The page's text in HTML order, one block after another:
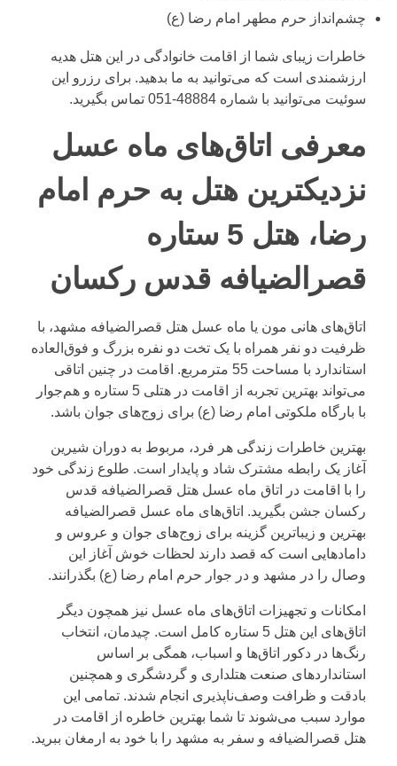
چشم‌انداز حرم مطهر امام رضا (ع)
خاطرات زیبای شما از اقامت خانوادگی در این هتل هدیه
ارزشمندی است که می‌توانید به ما بدهید. برای رزرو این
سوئیت می‌توانید با شماره 48884-051 تماس بگیرید.
معرفی اتاق‌های ماه عسل
نزدیکترین هتل به حرم امام
رضا، هتل 5 ستاره
قصرالضیافه قدس رکسان
اتاق‌های هانی مون یا ماه عسل هتل قصرالضیافه مشهد، با
ظرفیت دو نفر همراه با یک تخت دو نفره بزرگ و فوق‌العاده
استاندارد با مساحت 55 مترمربع. اقامت در چنین اتاقی
می‌تواند بهترین تجربه از اقامت در هتلی 5 ستاره و هم‌جوار
با بارگاه ملکوتی امام رضا (ع) برای زوج‌های جوان باشد.
بهترین خاطرات زندگی هر فرد، مربوط به دوران شیرین
آغاز یک رابطه مشترک شاد و پایدار است. طلوع زندگی خود
را با اقامت در اتاق ماه عسل هتل قصرالضیافه قدس
رکسان جشن بگیرید. اتاق‌های ماه عسل قصرالضیافه
بهترین و زیباترین گزینه برای زوج‌های جوان و عروس و
دامادهایی است که قصد دارند لحظات خوش آغاز این
وصال را در مشهد و در جوار حرم امام رضا (ع) بگذرانند.
امکانات و تجهیزات اتاق‌های ماه عسل نیز همچون دیگر
اتاق‌های این هتل 5 ستاره کامل است. چیدمان، انتخاب
رنگ‌ها در دکور اتاق‌ها و اسباب، همگی بر اساس
استانداردهای صنعت هتلداری و گردشگری و همچنین
بادقت و ظرافت وصف‌ناپذیری انجام شدند. تمامی این
موارد سبب می‌شوند تا شما بهترین خاطره از اقامت در
هتل قصرالضیافه و سفر به مشهد را با خود به ارمغان ببرید.